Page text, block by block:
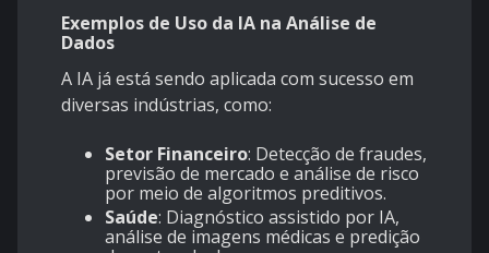
Exemplos de Uso da IA na Análise de
Dados
A IA já está sendo aplicada com sucesso em
diversas indústrias, como:
Setor Financeiro: Detecção de fraudes,
previsão de mercado e análise de risco
por meio de algoritmos preditivos.
Saúde: Diagnóstico assistido por IA,
análise de imagens médicas e predição